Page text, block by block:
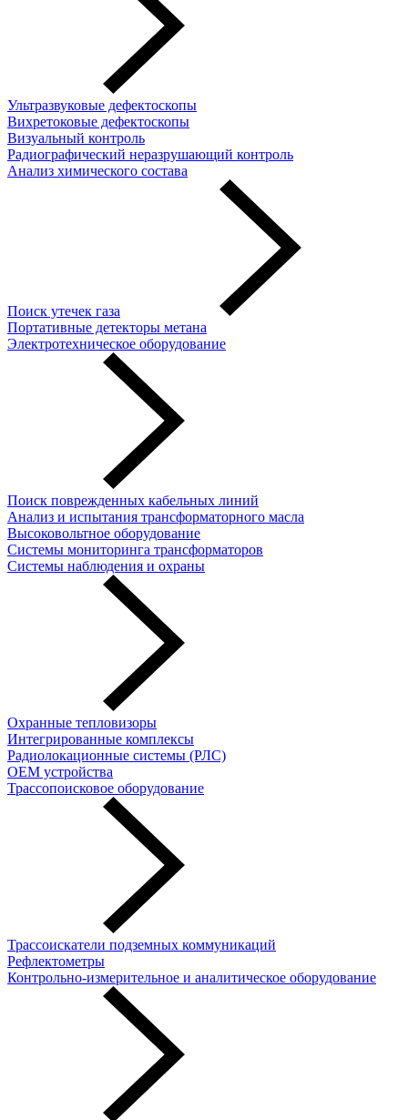
Ультразвуковые дефектоскопы
Вихретоковые дефектоскопы
Визуальный контроль
Радиографический неразрушающий контроль
Анализ химического состава
Поиск утечек газа
Портативные детекторы метана
Электротехническое оборудование
Поиск поврежденных кабельных линий
Анализ и испытания трансформаторного масла
Высоковольтное оборудование
Системы мониторинга трансформаторов
Системы наблюдения и охраны
Охранные тепловизоры
Интегрированные комплексы
Радиолокационные системы (РЛС)
OEM устройства
Трассопоисковое оборудование
Трассоискатели подземных коммуникаций
Рефлектометры
Контрольно-измерительное и аналитическое оборудование